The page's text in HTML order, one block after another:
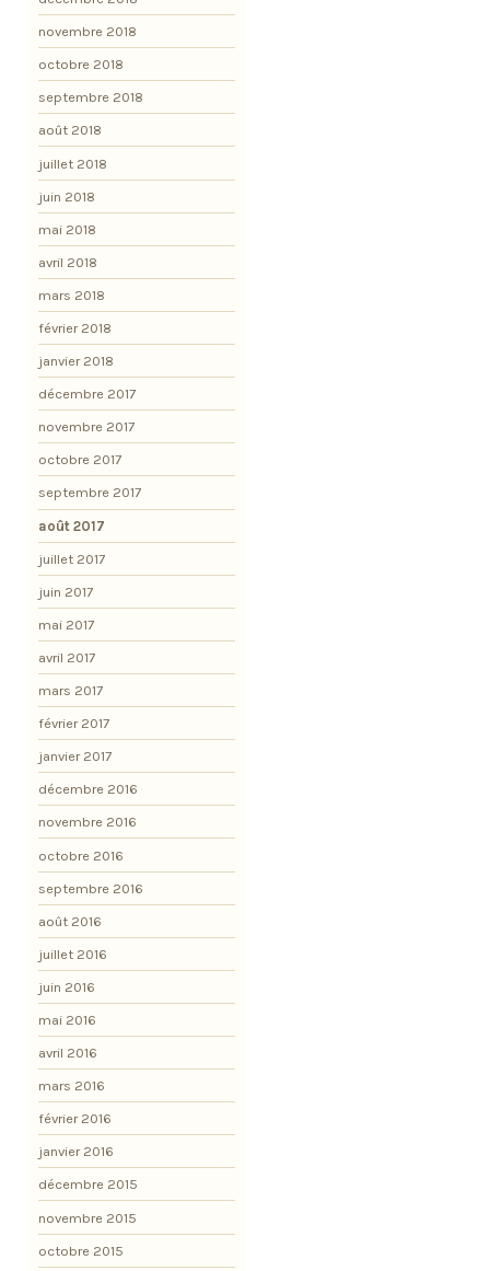
novembre 2018
octobre 2018
septembre 2018
août 2018
juillet 2018
juin 2018
mai 2018
avril 2018
mars 2018
février 2018
janvier 2018
décembre 2017
novembre 2017
octobre 2017
septembre 2017
août 2017
juillet 2017
juin 2017
mai 2017
avril 2017
mars 2017
février 2017
janvier 2017
décembre 2016
novembre 2016
octobre 2016
septembre 2016
août 2016
juillet 2016
juin 2016
mai 2016
avril 2016
mars 2016
février 2016
janvier 2016
décembre 2015
novembre 2015
octobre 2015